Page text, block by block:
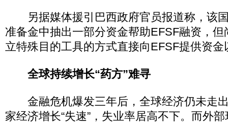
另据媒体援引巴西政府官员报道称，该
准备金中抽出一部分资金帮助EFSF融资，
立特殊目的工具的方式直接向EFSF提供资
全球持续增长“药方”难寻
金融危机爆发三年后，全球经济仍未走
家经济增长“失速”，失业率居高不下。而外